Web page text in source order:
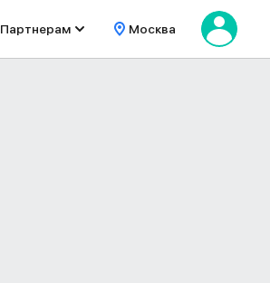
Партнерам Москва